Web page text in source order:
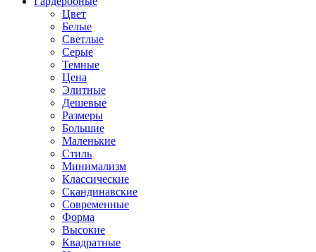
Цвет
Белые
Светлые
Серые
Темные
Цена
Элитные
Дешевые
Размеры
Большие
Маленькие
Стиль
Минимализм
Классические
Скандинавские
Современные
Форма
Высокие
Квадратные